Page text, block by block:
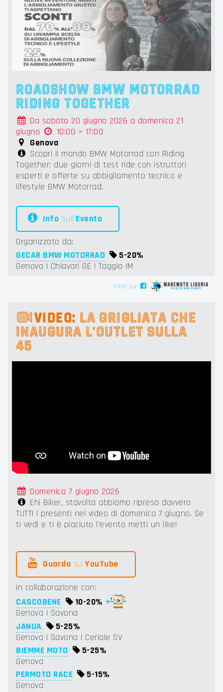
ROADSHOW BMW MOTORRAD
RIDING TOGETHER
Da sabato 20 giugno 2026 a domenica 21
giugno
10:00 > 17:00
Genova
Scopri il mondo BMW Motorrad con Riding
Together: due giorni di test ride con istruttori
esperti e offerte su abbigliamento tecnico e
lifestyle BMW Motorrad.
Info sull'Evento
Organizzato da:
GECAR BMW MOTORRAD
5-20%
Genova | Chiavari GE | Taggia IM
Vedi su
VIDEO: LA GRIGLIATA CHE
INAUGURA L'OUTLET SULLA
45
Domenica 7 giugno 2026
Ehi Biker, stavolta abbiamo ripreso davvero
TUTTI i presenti nel video di domenica 7 giugno. Se
ti vedi e ti è piaciuto l'evento metti un like!
Guarda suYouTube
In collaborazione con:
CASCOBENE
10-20% +
Genova | Savona
JANUA
5-25%
Genova | Savona | Ceriale SV
BIEMME MOTO
5-25%
Genova
PERMOTO RACE
5-15%
Genova